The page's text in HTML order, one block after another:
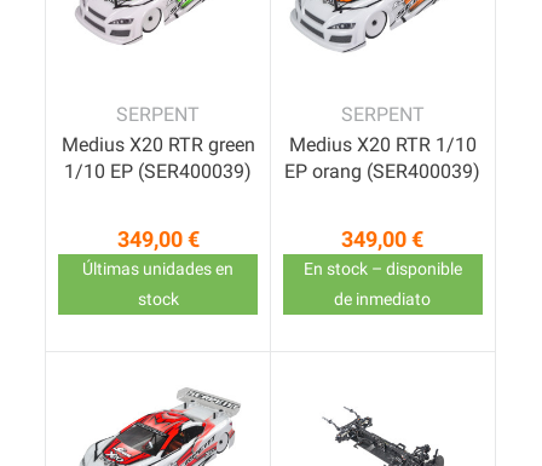
SERPENT
Medius X20 RTR green
1/10 EP (SER400039)
Precio
349,00 €
Últimas unidades en
stock
SERPENT
Medius X20 RTR 1/10
EP orang (SER400039)
Precio
349,00 €
En stock – disponible
de inmediato